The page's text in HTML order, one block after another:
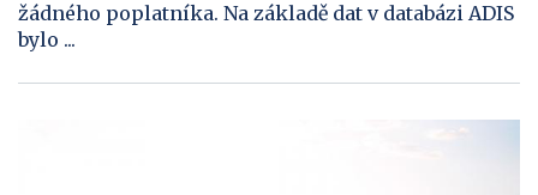
žádného poplatníka. Na základě dat v databázi ADIS
bylo ...